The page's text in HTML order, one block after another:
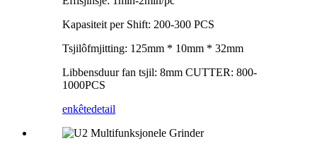
Kapasiteit per Shift: 200-300 PCS
Tsjilôfmjitting: 125mm * 10mm * 32mm
Libbensduur fan tsjil: 8mm CUTTER: 800-
1000PCS
enkêtedetail